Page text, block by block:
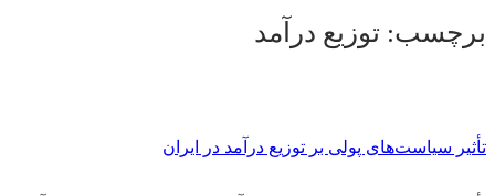
برچسب: توزیع درآمد
تأثیر سیاست‌های پولی بر توزیع درآمد در ایران